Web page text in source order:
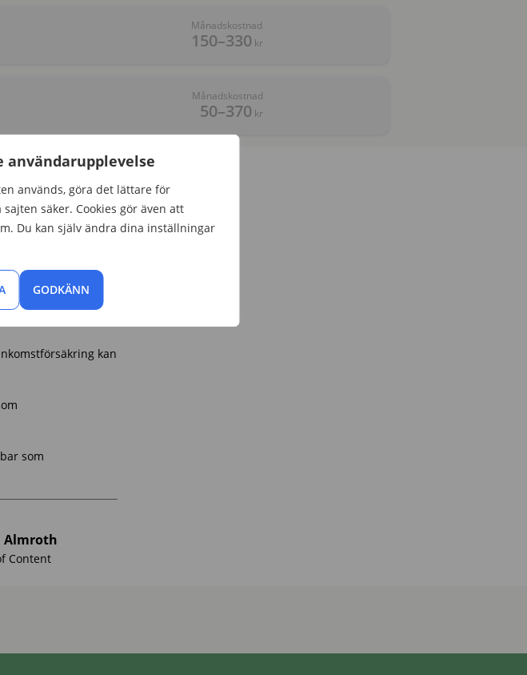
användarupplevelse
används, göra det lättare för
säker. Cookies gör även att
Du kan själv ändra dina inställningar
GODKÄNN
Månadskostnad
150–330 kr
Månadskostnad
50–370 kr
tillfället finns det 4
blir medlem i ett
även fler
kan
som
Almroth
Content